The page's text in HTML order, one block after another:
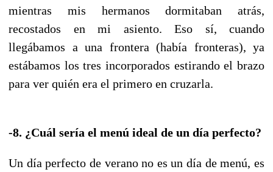
mientras mis hermanos dormitaban atrás,
recostados en mi asiento. Eso sí, cuando
llegábamos a una frontera (había fronteras), ya
estábamos los tres incorporados estirando el brazo
para ver quién era el primero en cruzarla.
-8. ¿Cuál sería el menú ideal de un día perfecto?
Un día perfecto de verano no es un día de menú, es